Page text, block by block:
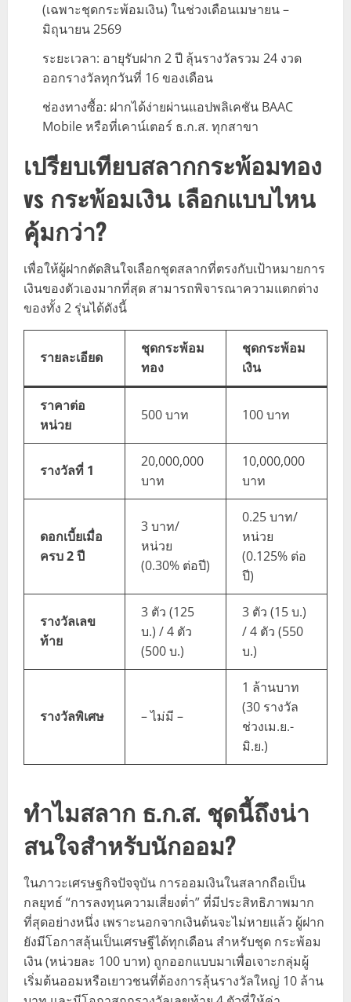
(เฉพาะชุดกระพ้อมเงิน) ในช่วงเดือนเมษายน –
มิถุนายน 2569
ระยะเวลา: อายุรับฝาก 2 ปี ลุ้นรางวัลรวม 24 งวด
ออกรางวัลทุกวันที่ 16 ของเดือน
ช่องทางซื้อ: ฝากได้ง่ายผ่านแอปพลิเคชัน BAAC
Mobile หรือที่เคาน์เตอร์ ธ.ก.ส. ทุกสาขา
เปรียบเทียบสลากกระพ้อมทอง
vs กระพ้อมเงิน เลือกแบบไหน
คุ้มกว่า?
เพื่อให้ผู้ฝากตัดสินใจเลือกชุดสลากที่ตรงกับเป้าหมายการ
เงินของตัวเองมากที่สุด สามารถพิจารณาความแตกต่าง
ของทั้ง 2 รุ่นได้ดังนี้
รายละเอียด
ชุดกระพ้อม
ทอง
ชุดกระพ้อม
เงิน
ราคาต่อ
หน่วย
500 บาท 100 บาท
รางวัลที่ 1
20,000,000
บาท
10,000,000
บาท
ดอกเบี้ยเมื่อ
ครบ 2 ปี
3 บาท/
หน่วย
(0.30% ต่อปี)
0.25 บาท/
หน่วย
(0.125% ต่อ
ปี)
รางวัลเลข
ท้าย
3 ตัว (125
บ.) / 4 ตัว
(500 บ.)
3 ตัว (15 บ.)
/ 4 ตัว (550
บ.)
รางวัลพิเศษ – ไม่มี –
1 ล้านบาท
(30 รางวัล
ช่วงเม.ย.-
มิ.ย.)
ทำไมสลาก ธ.ก.ส. ชุดนี้ถึงน่า
สนใจสำหรับนักออม?
ในภาวะเศรษฐกิจปัจจุบัน การออมเงินในสลากถือเป็น
กลยุทธ์ “การลงทุนความเสี่ยงต่ำ” ที่มีประสิทธิภาพมาก
ที่สุดอย่างหนึ่ง เพราะนอกจากเงินต้นจะไม่หายแล้ว ผู้ฝาก
ยังมีโอกาสลุ้นเป็นเศรษฐีได้ทุกเดือน สำหรับชุด กระพ้อม
เงิน (หน่วยละ 100 บาท) ถูกออกแบบมาเพื่อเจาะกลุ่มผู้
เริ่มต้นออมหรือเยาวชนที่ต้องการลุ้นรางวัลใหญ่ 10 ล้าน